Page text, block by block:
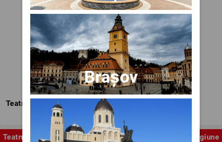
Teatrul Nottara
Teatru Stagiune
Brașov